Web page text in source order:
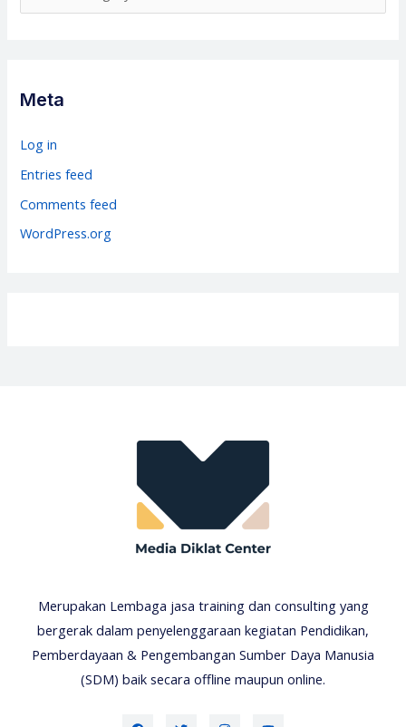
a
g
r
i
Meta
Log in
Entries feed
Comments feed
WordPress.org
Merupakan Lembaga jasa training dan consulting yang
bergerak dalam penyelenggaraan kegiatan Pendidikan,
Pemberdayaan & Pengembangan Sumber Daya Manusia
(SDM) baik secara offline maupun online.